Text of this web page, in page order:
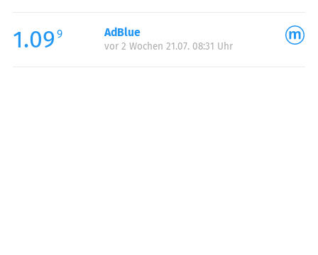
1.09 9 AdBlue
vor 2 Wochen 21.07. 08:31 Uhr